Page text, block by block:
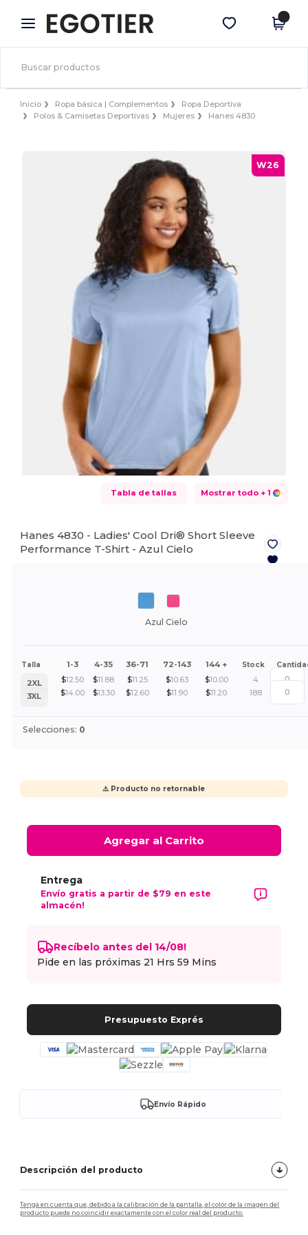
× App de Egotier
¡Mejores precios en app!
Descargar app
Inicio Ropa básica | Complementos
Ropa Deportiva
Polos & Camisetas Deportivas
Mujeres Hanes 4830
W26
Tabla de tallas Mostrar todo + 1
Hanes 4830 - Ladies' Cool Dri® Short Sleeve
Performance T-Shirt -Azul Cielo
Azul Cielo
Talla 1-3 4-35 36-71 72-143 144 + Stock
2XL $12.50 $11.88 $11.25 $10.63 $10.00
4
3XL
$14.00 $13.30 $12.60 $11.90 $11.20 188
Selecciones: 0
⚠️ Producto no retornable
Agregar al Carrito
Entrega
Envío gratis a partir de $79 en este
almacén!
Recíbelo antes del 14/08!
Pide en las próximas 21 Hrs 59 Mins
Presupuesto Exprés
Envío Rápido
Descripción del producto
Tenga en cuenta que, debido a la calibración de la pantalla, el color de la imagen del
producto puede no coincidir exactamente con el color real del producto.